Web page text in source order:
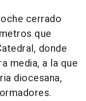
cerrado
que
donde
media, a la que
diocesana,